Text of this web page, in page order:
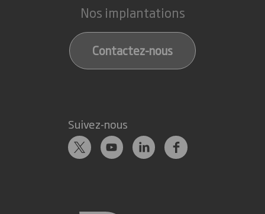
Nos implantations
Contactez-nous
Suivez-nous